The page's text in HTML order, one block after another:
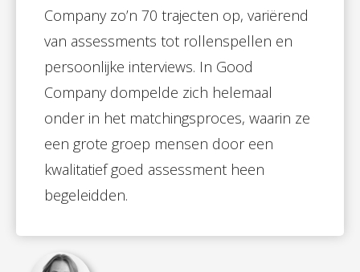
Company zo’n 70 trajecten op, variërend
van assessments tot rollenspellen en
persoonlijke interviews. In Good
Company dompelde zich helemaal
onder in het matchingsproces, waarin ze
een grote groep mensen door een
kwalitatief goed assessment heen
begeleidden.